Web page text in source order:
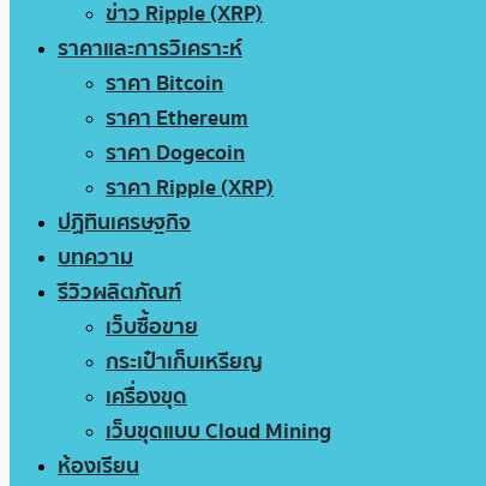
ข่าว Ripple (XRP)
ราคาและการวิเคราะห์
ราคา Bitcoin
ราคา Ethereum
ราคา Dogecoin
ราคา Ripple (XRP)
ปฏิทินเศรษฐกิจ
บทความ
รีวิวผลิตภัณฑ์
เว็บซื้อขาย
กระเป๋าเก็บเหรียญ
เครื่องขุด
เว็บขุดแบบ Cloud Mining
ห้องเรียน